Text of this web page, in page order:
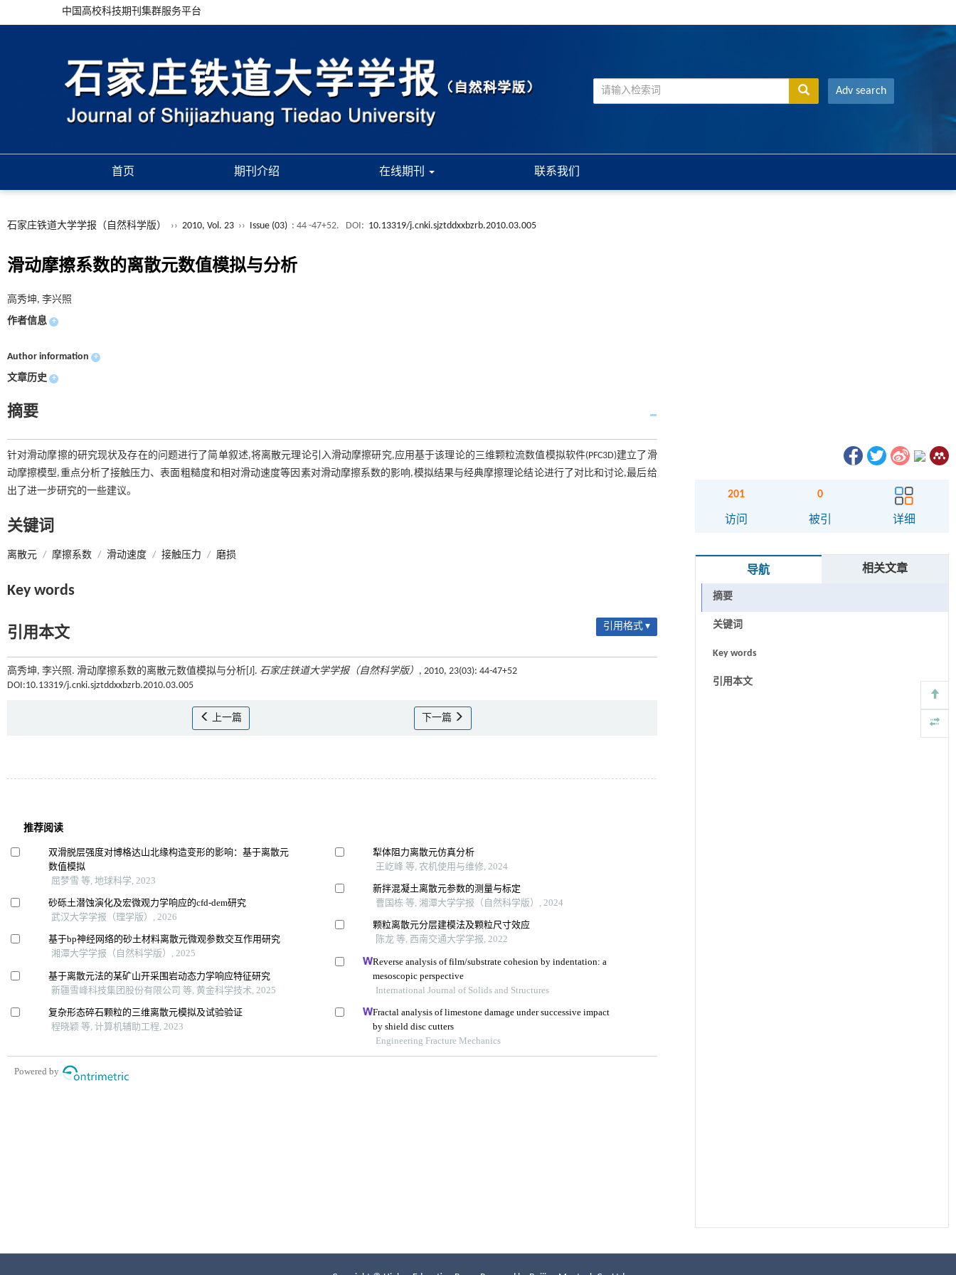
中国高校科技期刊集群服务平台
Adv search
首页 期刊介绍 在线期刊 联系我们
石家庄铁道大学学报（自然科学版） ›› 2010, Vol. 23 ›› Issue (03) : 44 -47+52. DOI: 10.13319/j.cnki.sjztddxxbzrb.2010.03.005
滑动摩擦系数的离散元数值模拟与分析
高秀坤, 李兴照
作者信息 +
Author information +
文章历史 +
摘要
针对滑动摩擦的研究现状及存在的问题进行了简单叙述,将离散元理论引入滑动摩擦研究,应用基于该理论的三维颗粒流数值模拟软件(PFC3D)建立了滑
动摩擦模型,重点分析了接触压力、表面粗糙度和相对滑动速度等因素对滑动摩擦系数的影响,模拟结果与经典摩擦理论结论进行了对比和讨论,最后给
出了进一步研究的一些建议。
关键词
离散元 / 摩擦系数 / 滑动速度 / 接触压力 / 磨损
Key words
引用本文 引用格式 ▾
高秀坤, 李兴照. 滑动摩擦系数的离散元数值模拟与分析[J]. 石家庄铁道大学学报（自然科学版） , 2010, 23(03): 44-47+52
DOI:10.13319/j.cnki.sjztddxxbzrb.2010.03.005
上一篇 下一篇
201
访问
0
被引 详细
导航 相关文章
摘要
关键词
Key words
引用本文